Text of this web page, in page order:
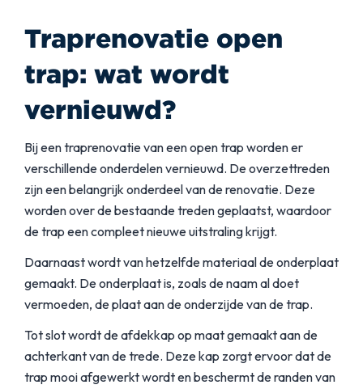
Traprenovatie open
trap: wat wordt
vernieuwd?
Bij een traprenovatie van een open trap worden er
verschillende onderdelen vernieuwd. De overzettreden
zijn een belangrijk onderdeel van de renovatie. Deze
worden over de bestaande treden geplaatst, waardoor
de trap een compleet nieuwe uitstraling krijgt.
Daarnaast wordt van hetzelfde materiaal de onderplaat
gemaakt. De onderplaat is, zoals de naam al doet
vermoeden, de plaat aan de onderzijde van de trap.
Tot slot wordt de afdekkap op maat gemaakt aan de
achterkant van de trede. Deze kap zorgt ervoor dat de
trap mooi afgewerkt wordt en beschermt de randen van